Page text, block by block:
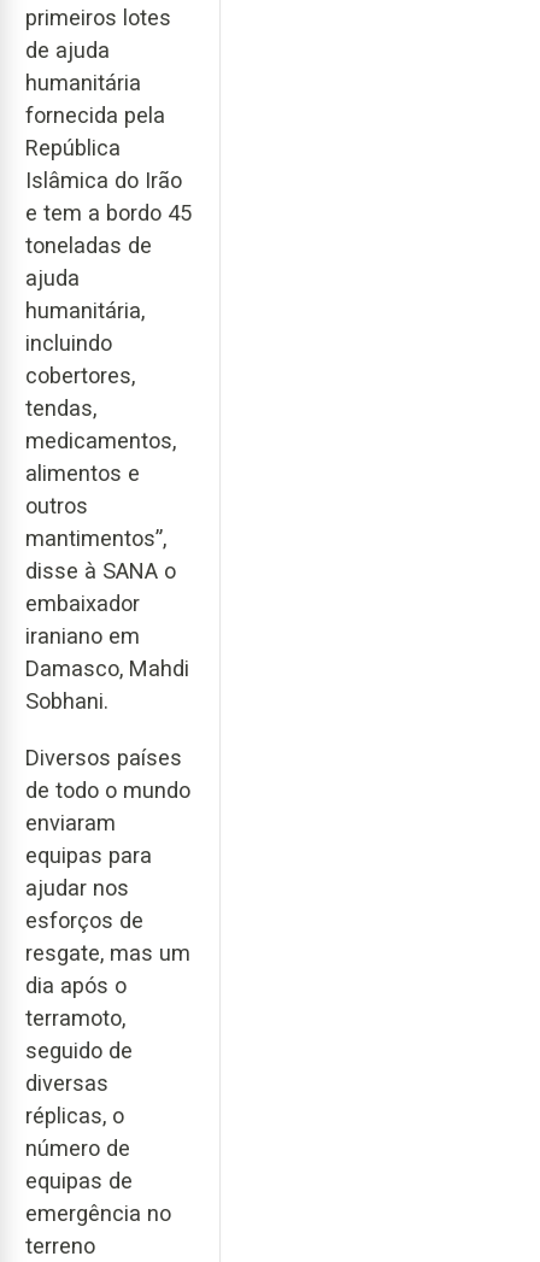
primeiros lotes
de ajuda
humanitária
fornecida pela
República
Islâmica do Irão
e tem a bordo 45
toneladas de
ajuda
humanitária,
incluindo
cobertores,
tendas,
medicamentos,
alimentos e
outros
mantimentos”,
disse à SANA o
embaixador
iraniano em
Damasco, Mahdi
Sobhani.
Diversos países
de todo o mundo
enviaram
equipas para
ajudar nos
esforços de
resgate, mas um
dia após o
terramoto,
seguido de
diversas
réplicas, o
número de
equipas de
emergência no
terreno